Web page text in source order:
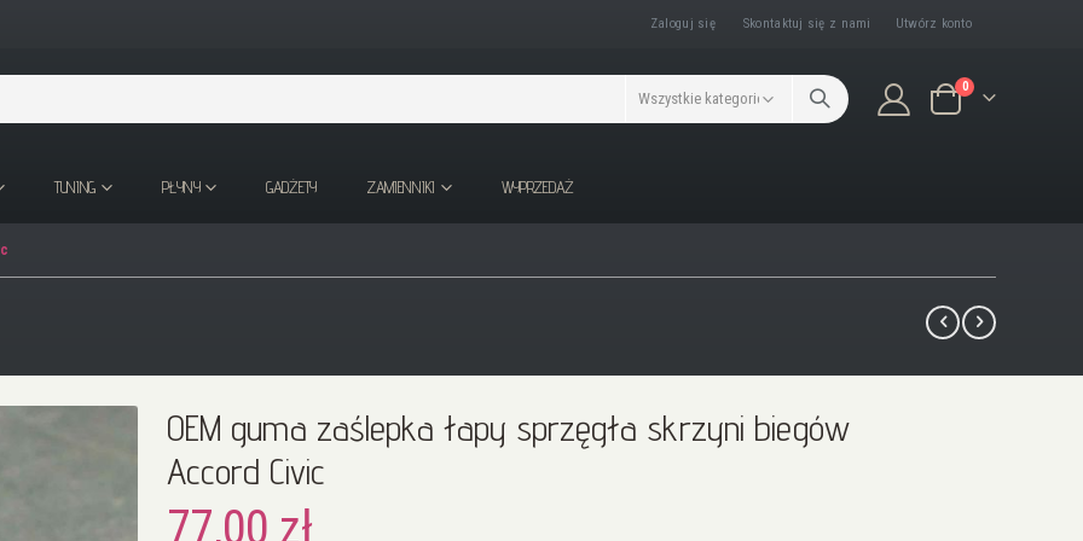
Zaloguj się Skontaktuj się z nami Utwórz konto
Koszyk
0produkty/ów
TUNING PŁYNY GADŻETY ZAMIENNIKI WYPRZEDAŻ
OEM guma zaślepka łapy sprzęgła skrzyni biegów
Accord Civic
77,00 zł